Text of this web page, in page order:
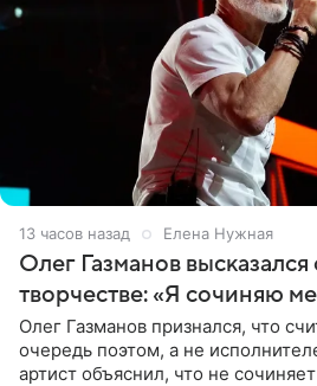
13 часов назад Елена Нужная
Олег Газманов высказался
творчестве: «Я сочиняю
Олег Газманов признался, что
очередь поэтом, а не
артист объяснил, что не